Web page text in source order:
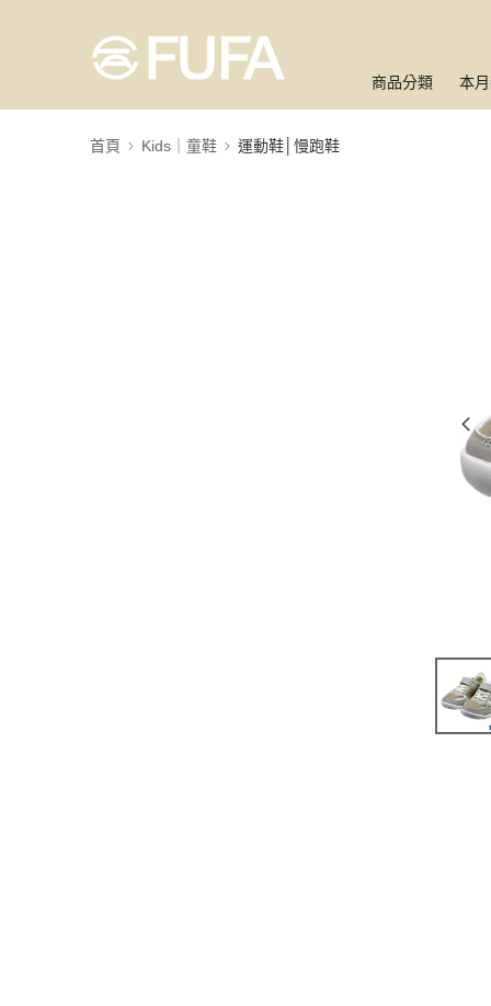
商品分類 本
首頁 Kids｜童鞋 運動鞋│慢跑鞋